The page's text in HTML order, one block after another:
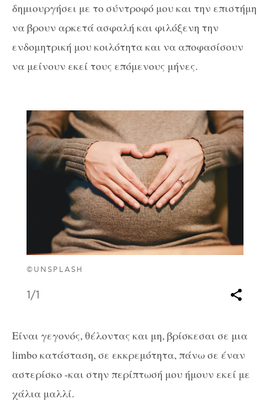
δημιουργήσει με το σύντροφό μου και την επιστήμη
να βρουν αρκετά ασφαλή και φιλόξενη την
ενδομητρική μου κοιλότητα και να αποφασίσουν
να μείνουν εκεί τους επόμενους μήνες.
©UNSPLASH
1/1
Είναι γεγονός, θέλοντας και μη, βρίσκεσαι σε μια
limbo κατάσταση, σε εκκρεμότητα, πάνω σε έναν
αστερίσκο -και στην περίπτωσή μου ήμουν εκεί με
χάλια μαλλί.